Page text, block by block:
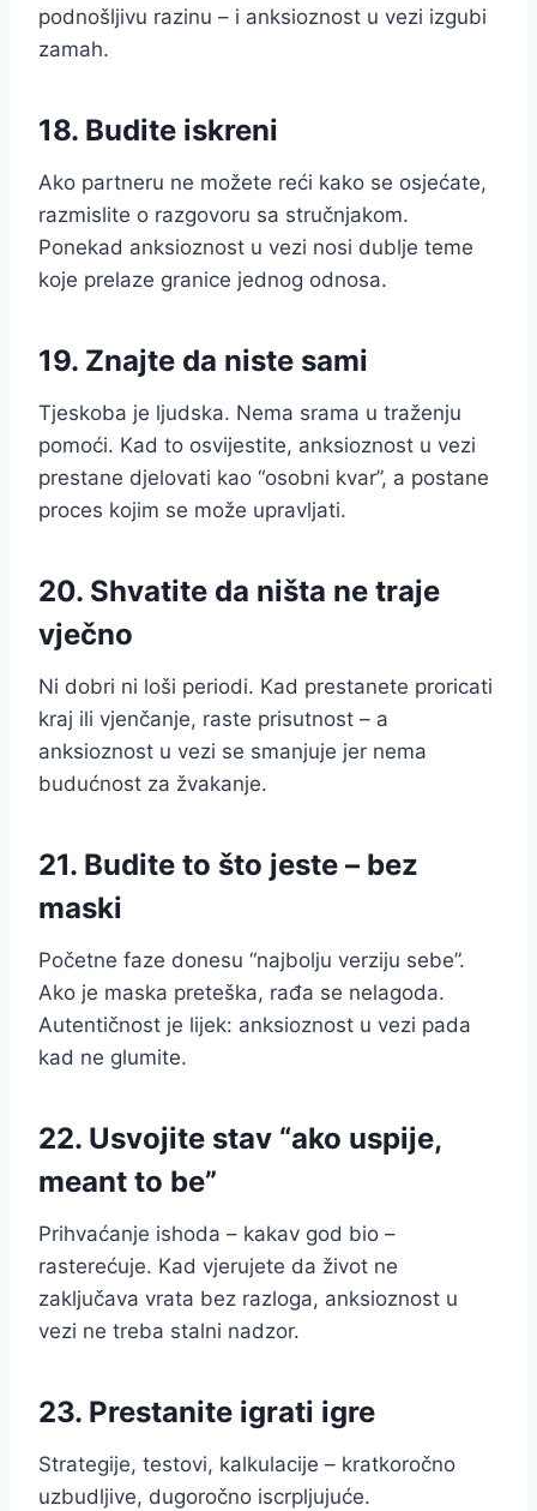
podnošljivu razinu – i anksioznost u vezi izgubi
zamah.
18. Budite iskreni
Ako partneru ne možete reći kako se osjećate,
razmislite o razgovoru sa stručnjakom.
Ponekad anksioznost u vezi nosi dublje teme
koje prelaze granice jednog odnosa.
19. Znajte da niste sami
Tjeskoba je ljudska. Nema srama u traženju
pomoći. Kad to osvijestite, anksioznost u vezi
prestane djelovati kao “osobni kvar”, a postane
proces kojim se može upravljati.
20. Shvatite da ništa ne traje
vječno
Ni dobri ni loši periodi. Kad prestanete proricati
kraj ili vjenčanje, raste prisutnost – a
anksioznost u vezi se smanjuje jer nema
budućnost za žvakanje.
21. Budite to što jeste – bez
maski
Početne faze donesu “najbolju verziju sebe”.
Ako je maska preteška, rađa se nelagoda.
Autentičnost je lijek: anksioznost u vezi pada
kad ne glumite.
22. Usvojite stav “ako uspije,
meant to be”
Prihvaćanje ishoda – kakav god bio –
rasterećuje. Kad vjerujete da život ne
zaključava vrata bez razloga, anksioznost u
vezi ne treba stalni nadzor.
23. Prestanite igrati igre
Strategije, testovi, kalkulacije – kratkoročno
uzbudljive, dugoročno iscrpljujuće.